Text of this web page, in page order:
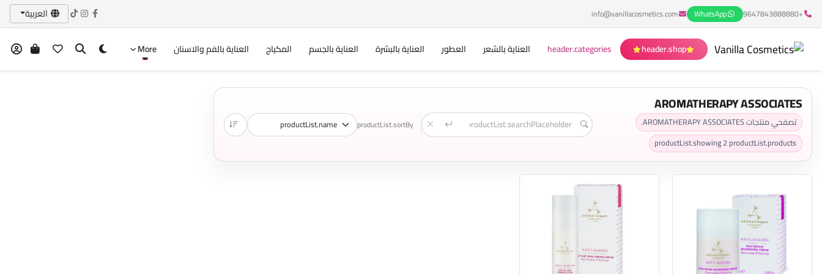
+9647843888880
WhatsApp
info@vanillacosmetics.com العربية
header.shop
header.categories العناية بالشعر العطور العناية بالبشرة العناية بالجسم المكياج العناية بالفم والاسنان More
AROMATHERAPY ASSOCIATES
تصفحي منتجات AROMATHERAPY ASSOCIATES.
productList.showing2productList.products
productList.sortBy